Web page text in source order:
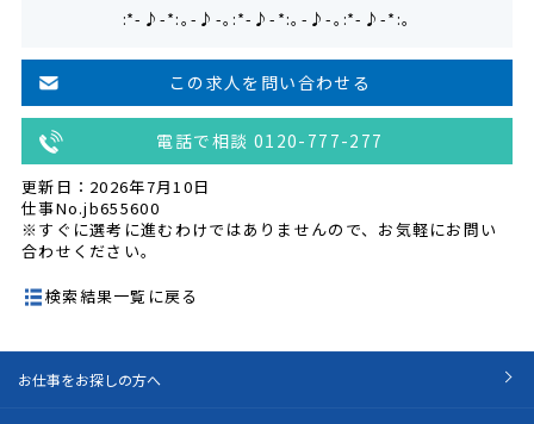
:*-♪-*:｡-♪-｡:*-♪-*:｡-♪-｡:*-♪-*:｡
この求人を問い合わせる
電話で相談 0120-777-277
更新日：2026年7月10日
仕事No.jb655600
※すぐに選考に進むわけではありませんので、お気軽にお問い
合わせください。
検索結果一覧に戻る
お仕事をお探しの方へ